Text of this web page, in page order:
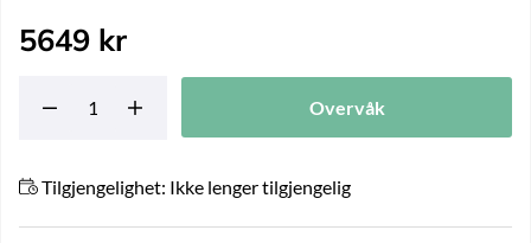
5649 kr
Overvåk
Tilgjengelighet: Ikke lenger tilgjengelig